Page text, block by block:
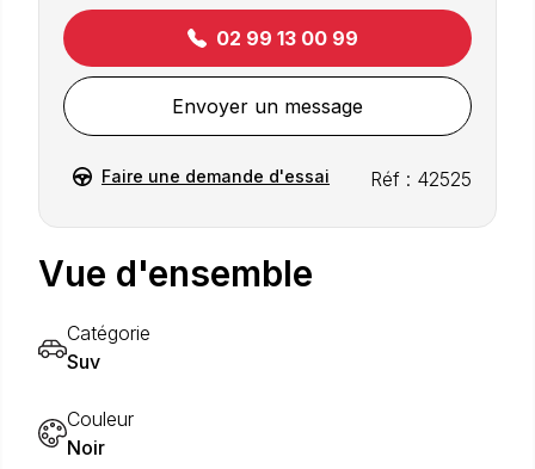
02 99 13 00 99
Envoyer un message
Faire une demande d'essai Réf : 42525
Vue d'ensemble
Catégorie
Suv
Couleur
Noir